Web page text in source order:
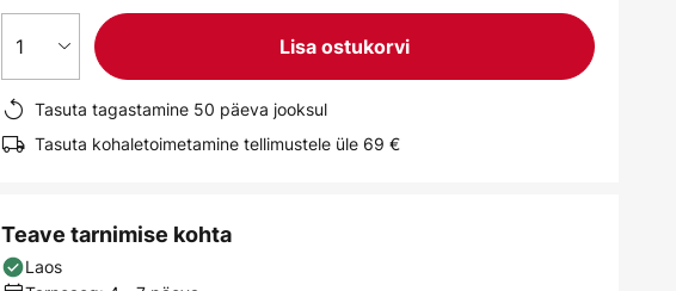
1 Lisa ostukorvi
Tasuta tagastamine 50 päeva jooksul
Tasuta kohaletoimetamine tellimustele üle 69 €
Teave tarnimise kohta
Laos